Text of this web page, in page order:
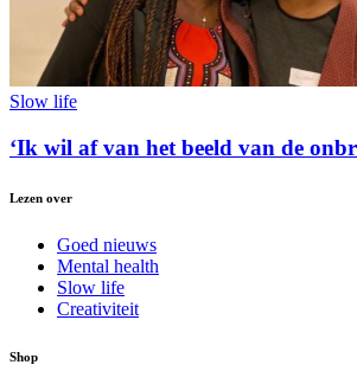
Slow life
‘Ik wil af van het beeld van de
Lezen over
Goed nieuws
Mental health
Slow life
Creativiteit
Shop